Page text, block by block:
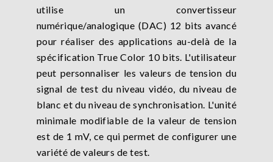
utilise un convertisseur
numérique/analogique (DAC) 12 bits avancé
pour réaliser des applications au-delà de la
spécification True Color 10 bits. L'utilisateur
peut personnaliser les valeurs de tension du
signal de test du niveau vidéo, du niveau de
blanc et du niveau de synchronisation. L'unité
minimale modifiable de la valeur de tension
est de 1 mV, ce qui permet de configurer une
variété de valeurs de test.